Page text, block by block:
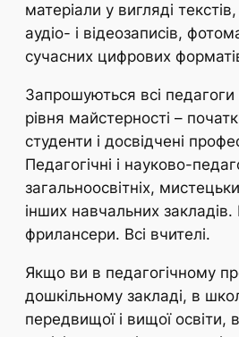
матеріали у вигляді
аудіо- і відеозаписів,
сучасних цифрових
Запрошуються всі педагоги
рівня майстерності –
студенти і досвідчені
Педагогічні і науково-
загальноосвітніх,
інших навчальних закладів.
фрилансери. Всі вчителі.
Якщо ви в педагогічному
дошкільному закладі, в
передвищої і вищої освіти,